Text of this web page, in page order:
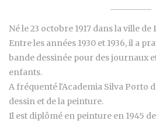
Né le 23 octobre 1917 dans la ville de
Entre les années 1930 et 1936, il a
bande dessinée pour des journaux
enfants.
A fréquenté l'Academia Silva Porto
dessin et de la peinture.
Il est diplômé en peinture en 1945